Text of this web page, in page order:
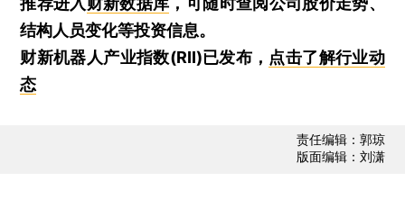
结构人员变化等投资信息。
财新机器人产业指数(RII)已发布， 点击了解行业动
态
责任编辑：郭琼
版面编辑：刘潇